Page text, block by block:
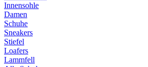
Innensohle
Damen
Schuhe
Sneakers
Stiefel
Loafers
Lammfell